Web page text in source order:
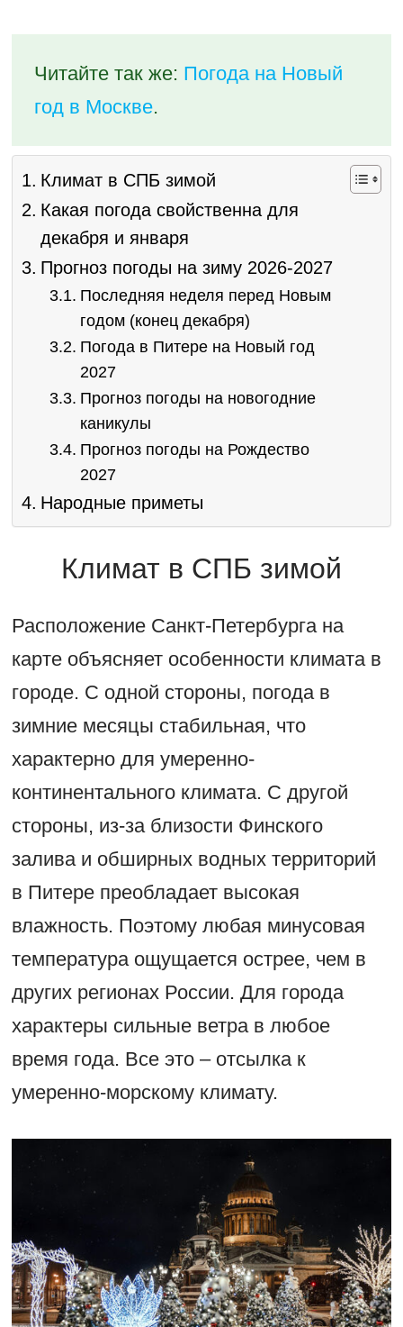
Читайте так же: Погода на Новый
год в Москве.
Климат в СПБ зимой
Какая погода свойственна для
декабря и января
Прогноз погоды на зиму 2026-2027
Последняя неделя перед Новым
годом (конец декабря)
Погода в Питере на Новый год
2027
Прогноз погоды на новогодние
каникулы
Прогноз погоды на Рождество
2027
Народные приметы
Климат в СПБ зимой
Расположение Санкт-Петербурга на
карте объясняет особенности климата в
городе. С одной стороны, погода в
зимние месяцы стабильная, что
характерно для умеренно-
континентального климата. С другой
стороны, из-за близости Финского
залива и обширных водных территорий
в Питере преобладает высокая
влажность. Поэтому любая минусовая
температура ощущается острее, чем в
других регионах России. Для города
характеры сильные ветра в любое
время года. Все это – отсылка к
умеренно-морскому климату.